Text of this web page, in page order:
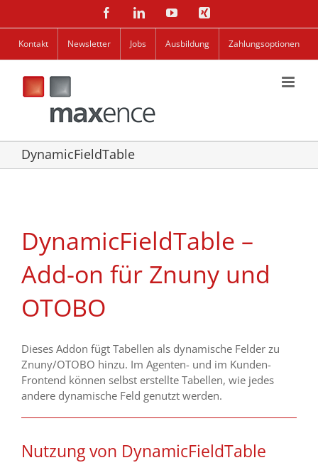
springen
FacebookLinkedInYouTubeXing
Kontakt Newsletter Jobs Ausbildung Zahlungsoptionen
DynamicFieldTable
DynamicFieldTable –
Add-on für Znuny und
OTOBO
Dieses Addon fügt Tabellen als dynamische Felder zu
Znuny/OTOBO hinzu. Im Agenten- und im Kunden-
Frontend können selbst erstellte Tabellen, wie jedes
andere dynamische Feld genutzt werden.
Nutzung von DynamicFieldTable